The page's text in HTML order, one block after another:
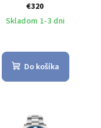
€320
Skladom 1-3 dni
Do košíka